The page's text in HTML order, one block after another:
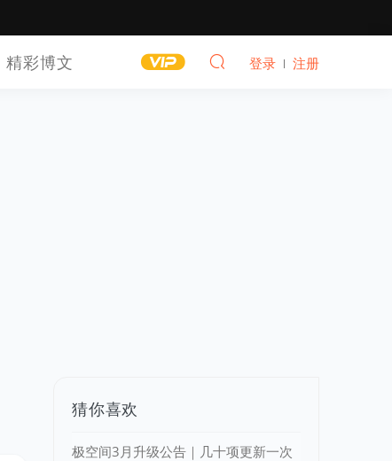
精彩博文 登录 注册
猜你喜欢
极空间3月升级公告｜几十项更新一次